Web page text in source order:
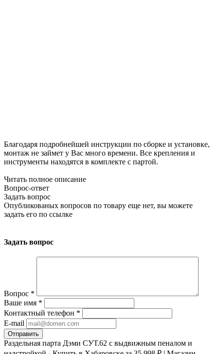
Благодаря подробнейшей инструкции по сборке и установке,
монтаж не займет у Вас много времени. Все крепления и
инструменты находятся в комплекте с партой.
Читать полное описание
Вопрос-ответ
Задать вопрос
Опубликованых вопросов по товару еще нет, вы можете
задать его по ссылке
Задать вопрос
Вопрос *
Ваше имя *
Контактный телефон *
E-mail
Раздельная парта Дэми СУТ.62 с выдвижным пеналом и